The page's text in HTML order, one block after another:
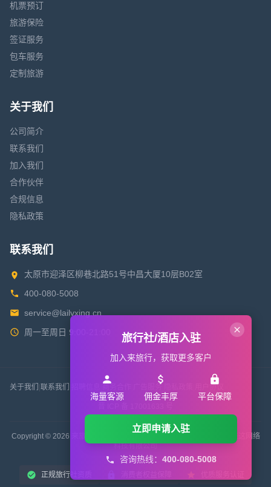
机票预订
旅游保险
签证服务
包车服务
定制旅游
关于我们
公司简介
联系我们
加入我们
合作伙伴
合规信息
隐私政策
联系我们
太原市迎泽区柳巷北路51号中昌大厦10层B02室
400-080-5008
service@lailvxing.cn
周一至周日 9:00-21:00
关于我们 联系我们 用户协议
Copyright © 2026 来旅行旅游网 All Rights Reserved. 版权所有 山西来这网络
科技有限公司
正规旅行社资质
旅行社/酒店入驻
加入来旅行，获取更多客户
海量客源 佣金丰厚 平台保障
立即申请入驻
咨询热线： 400-080-5008